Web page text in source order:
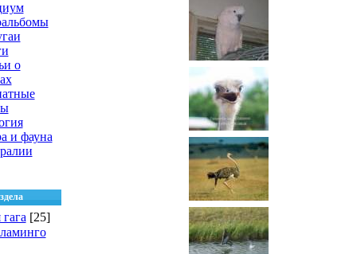
о
и фауна
[25]